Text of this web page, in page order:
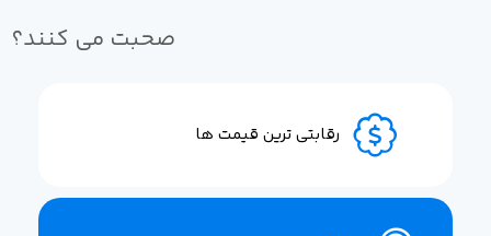
صحبت می کنند؟
رقابتی ترین قیمت ها